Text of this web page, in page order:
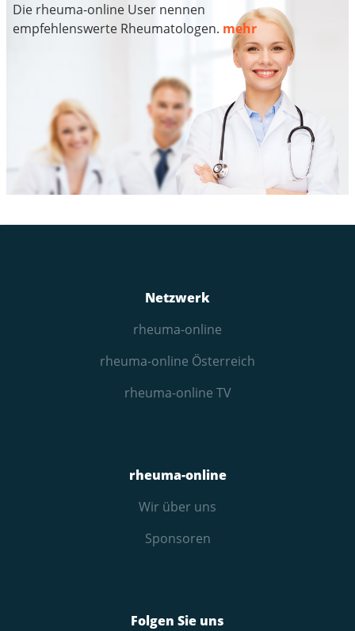
Die rheuma-online User nennen
empfehlenswerte Rheumatologen. mehr
Netzwerk
rheuma-online
rheuma-online Österreich
rheuma-online TV
rheuma-online
Wir über uns
Sponsoren
Folgen Sie uns